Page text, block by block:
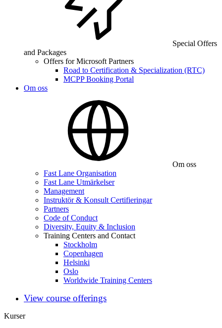
Special Offers
and Packages
Offers for Microsoft Partners
Road to Certification & Specialization (RTC)
MCPP Booking Portal
Om oss
Om oss
Fast Lane Organisation
Fast Lane Utmärkelser
Management
Instruktör & Konsult Certifieringar
Partners
Code of Conduct
Diversity, Equity & Inclusion
Training Centers and Contact
Stockholm
Copenhagen
Helsinki
Oslo
Worldwide Training Centers
View course offerings
Kurser